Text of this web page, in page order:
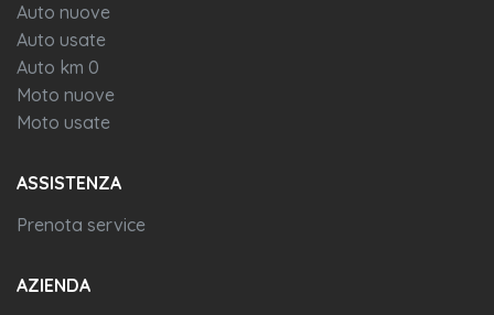
Auto nuove
Auto usate
Auto km 0
Moto nuove
Moto usate
ASSISTENZA
Prenota service
AZIENDA